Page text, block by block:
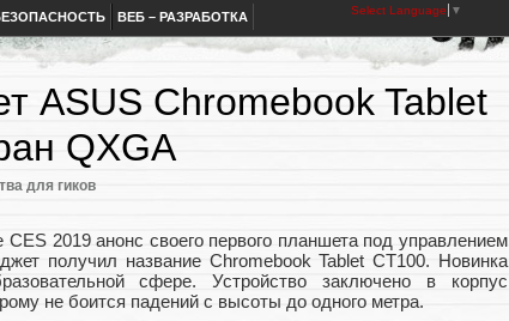
ВЕБ – РАЗРАБОТКА Select Language ▼
ASUS Chromebook Tablet
QXGA
для гиков
2019 анонс своего первого планшета под управлением
получил название Chromebook Tablet CT100. Новинка
сфере. Устройство заключено в корпус
не боится падений с высоты до одного метра.